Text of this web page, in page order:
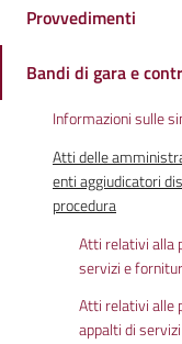
Provvedimenti
Bandi di gara e
Informazioni sulle
Atti delle
enti aggiudicatori
procedura
Atti relativi alla
servizi e
Atti relativi alle
appalti di